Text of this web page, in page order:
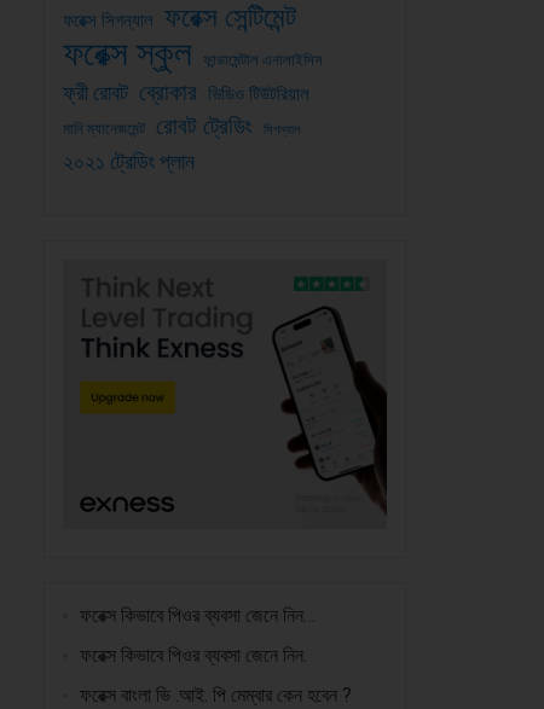
ফরেক্স সিগন্যাল ফরেক্স সেন্টিমেন্ট
ফরেক্স স্কুল ফান্ডামেন্টাল এনালাইসিস
ফ্রী রোবট ব্রোকার ভিডিও টিউটরিয়াল
মানি ম্যানেজমেন্ট রোবট ট্রেডিং সিগন্যাল
২০২১ ট্রেডিং প্লান
ফরেক্স কিভাবে পিওর ব্যবসা জেনে নিন…
ফরেক্স কিভাবে পিওর ব্যবসা জেনে নিন.
ফরেক্স বাংলা ভি .আই. পি মেম্বার কেন হবেন ?